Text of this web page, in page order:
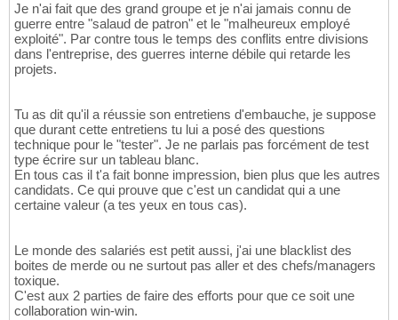
Je n'ai fait que des grand groupe et je n'ai jamais connu de
guerre entre "salaud de patron" et le "malheureux employé
exploité". Par contre tous le temps des conflits entre divisions
dans l'entreprise, des guerres interne débile qui retarde les
projets.
Tu as dit qu'il a réussie son entretiens d'embauche, je suppose
que durant cette entretiens tu lui a posé des questions
technique pour le "tester". Je ne parlais pas forcément de test
type écrire sur un tableau blanc.
En tous cas il t'a fait bonne impression, bien plus que les autres
candidats. Ce qui prouve que c'est un candidat qui a une
certaine valeur (a tes yeux en tous cas).
Le monde des salariés est petit aussi, j'ai une blacklist des
boites de merde ou ne surtout pas aller et des chefs/managers
toxique.
C'est aux 2 parties de faire des efforts pour que ce soit une
collaboration win-win.